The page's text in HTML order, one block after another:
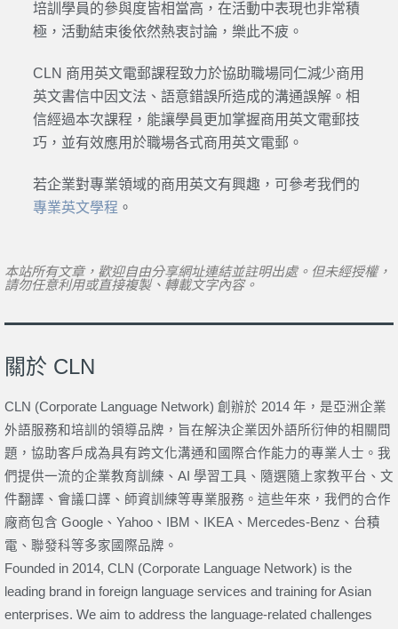
培訓學員的參與度皆相當高，在活動中表現也非常積
極，活動結束後依然熱衷討論，樂此不疲。
CLN 商用英文電郵課程致力於協助職場同仁減少商用
英文書信中因文法、語意錯誤所造成的溝通誤解。相
信經過本次課程，能讓學員更加掌握商用英文電郵技
巧，並有效應用於職場各式商用英文電郵。
若企業對專業領域的商用英文有興趣，可參考我們的
專業英文學程 。
本站所有文章，歡迎自由分享網址連結並註明出處。但未經授權，
請勿任意利用或直接複製、轉載文字內容。
關於 CLN
CLN (Corporate Language Network) 創辦於 2014 年，是亞洲企業
外語服務和培訓的領導品牌，旨在解決企業因外語所衍伸的相關問
題，協助客戶成為具有跨文化溝通和國際合作能力的專業人士。我
們提供一流的企業教育訓練、AI 學習工具、隨選隨上家教平台、文
件翻譯、會議口譯、師資訓練等專業服務。這些年來，我們的合作
廠商包含 Google、Yahoo、IBM、IKEA、Mercedes-Benz、台積
電、聯發科等多家國際品牌。
Founded in 2014, CLN (Corporate Language Network) is the
leading brand in foreign language services and training for Asian
enterprises. We aim to address the language-related challenges